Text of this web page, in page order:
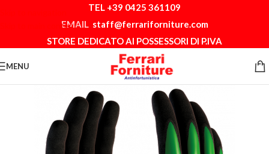
Skip to main content
TEL +39 0425 361109
EMAIL staff@ferrariforniture.com
STORE DEDICATO AI POSSESSORI DI P.IVA
MENU